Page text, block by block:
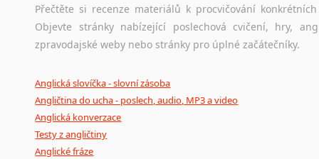
Přečtěte si recenze materiálů k procvičování
Objevte stránky nabízející poslechová cvičení, hry,
zpravodajské weby nebo stránky pro úplné začátečníky.
Anglická slovíčka - slovní zásoba
Angličtina do ucha - poslech, audio, MP3 a video
Anglická konverzace
Testy z angličtiny
Anglické fráze